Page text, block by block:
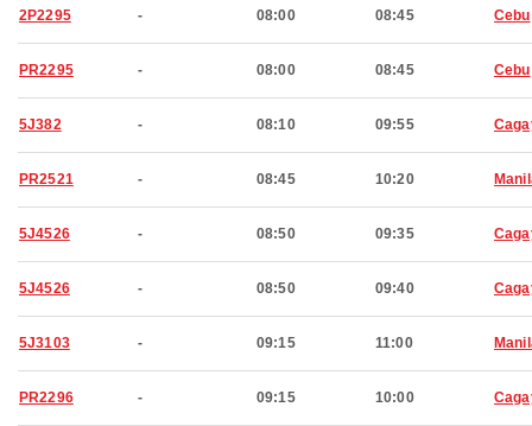
2P2295 - 08:00 08:45 Cebu
PR2295 - 08:00 08:45 Cebu
5J382 - 08:10 09:55
PR2521 - 08:45 10:20
5J4526 - 08:50 09:35
5J4526 - 08:50 09:40
5J3103 - 09:15 11:00
PR2296 - 09:15 10:00